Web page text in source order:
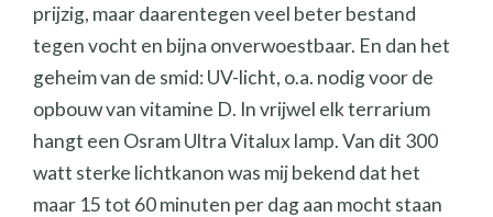
prijzig, maar daarentegen veel beter bestand
tegen vocht en bijna onverwoestbaar. En dan het
geheim van de smid: UV-licht, o.a. nodig voor de
opbouw van vitamine D. In vrijwel elk terrarium
hangt een Osram Ultra Vitalux lamp. Van dit 300
watt sterke lichtkanon was mij bekend dat het
maar 15 tot 60 minuten per dag aan mocht staan